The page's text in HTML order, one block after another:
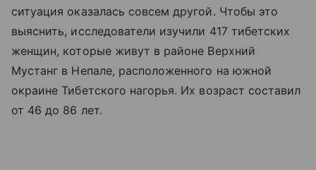
ситуация оказалась совсем другой. Чтобы это
выяснить, исследователи изучили 417 тибетских
женщин, которые живут в районе Верхний
Мустанг в Непале, расположенного на южной
окраине Тибетского нагорья. Их возраст составил
от 46 до 86 лет.